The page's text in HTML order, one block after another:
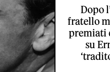
Dopo
fratello
premiati
su